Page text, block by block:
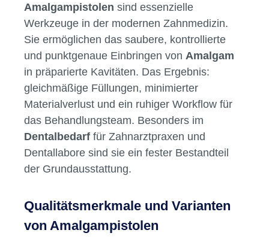
Amalgampistolen sind essenzielle
Werkzeuge in der modernen Zahnmedizin.
Sie ermöglichen das saubere, kontrollierte
und punktgenaue Einbringen von Amalgam
in präparierte Kavitäten. Das Ergebnis:
gleichmäßige Füllungen, minimierter
Materialverlust und ein ruhiger Workflow für
das Behandlungsteam. Besonders im
Dentalbedarf für Zahnarztpraxen und
Dentallabore sind sie ein fester Bestandteil
der Grundausstattung.
Qualitätsmerkmale und Varianten
von Amalgampistolen